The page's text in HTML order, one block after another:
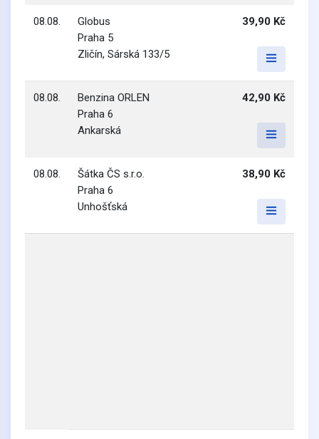
08.08.
Globus
Praha 5
Zličín, Sárská 133/5
39,90 Kč
08.08.
Benzina ORLEN
Praha 6
Ankarská
42,90 Kč
08.08.
Šátka ČS s.r.o.
Praha 6
Unhošťská
38,90 Kč